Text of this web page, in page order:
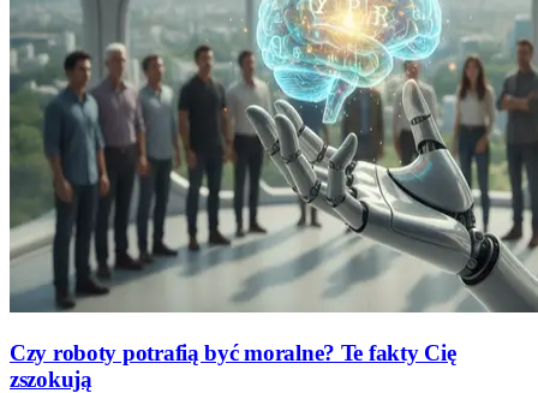
Czy roboty potrafią być moralne? Te fakty Cię
zszokują